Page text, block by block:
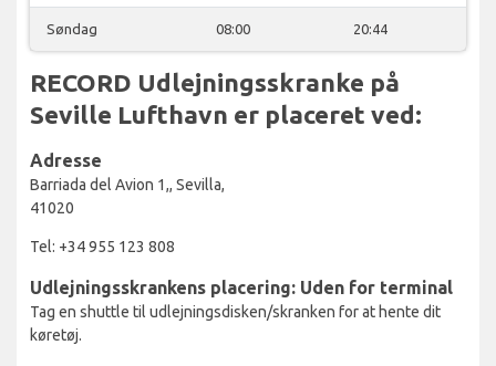
Søndag 08:00 20:44
RECORD Udlejningsskranke på
Seville Lufthavn er placeret ved:
Adresse
Barriada del Avion 1,, Sevilla,
41020
Tel: +34 955 123 808
Udlejningsskrankens placering: Uden for terminal
Tag en shuttle til udlejningsdisken/skranken for at hente dit
køretøj.